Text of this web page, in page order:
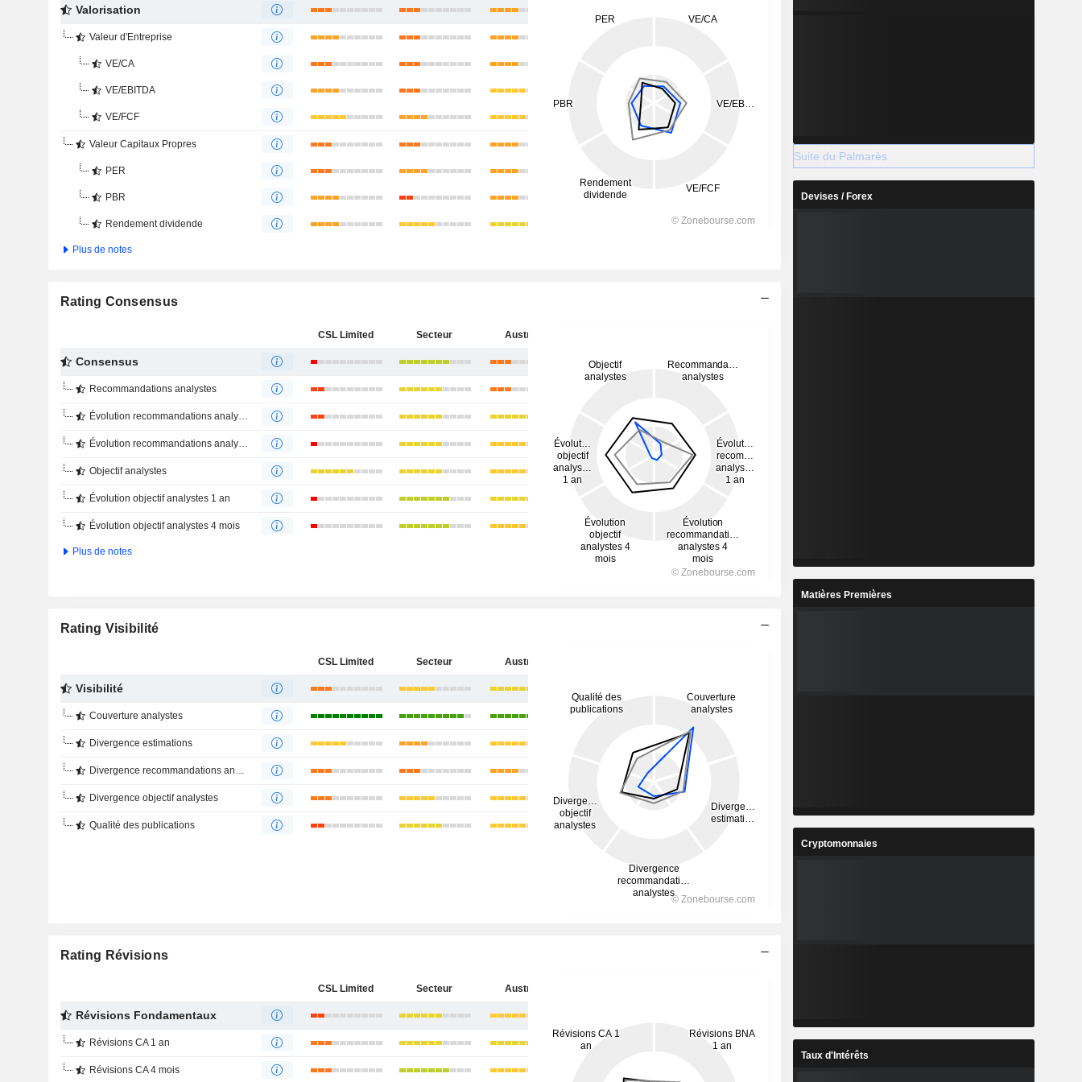
Valorisation
Valeur d'Entreprise
VE/CA
VE/EBITDA
VE/FCF
Valeur Capitaux Propres
PER
PBR
Rendement dividende
Plus de notes
Rating Consensus
CSL Limited Secteur Australie
Consensus
Recommandations analystes
Évolution recommandations analystes 1 an
Évolution recommandations analystes 4 mois
Objectif analystes
Évolution objectif analystes 1 an
Évolution objectif analystes 4 mois
Plus de notes
Rating Visibilité
CSL Limited Secteur Australie
Visibilité
Couverture analystes
Divergence estimations
Divergence recommandations analystes
Divergence objectif analystes
Qualité des publications
Rating Révisions
CSL Limited Secteur Australie
Révisions Fondamentaux
Révisions CA 1 an
Révisions CA 4 mois
Suite du Palmarès
Devises / Forex
Matières Premières
Cryptomonnaies
Taux d'Intérêts